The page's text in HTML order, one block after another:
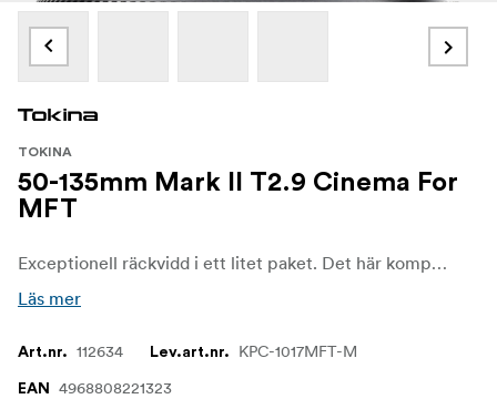
TOKINA
50-135mm Mark II T2.9 Cinema For
MFT
Exceptionell räckvidd i ett litet paket. Det här kompakta teleobjektivet täcker enkelt dina bilder på medellånga till långa avstånd.
Läs mer
Art.nr. 112634 Lev.art.nr. KPC-1017MFT-M
EAN 4968808221323